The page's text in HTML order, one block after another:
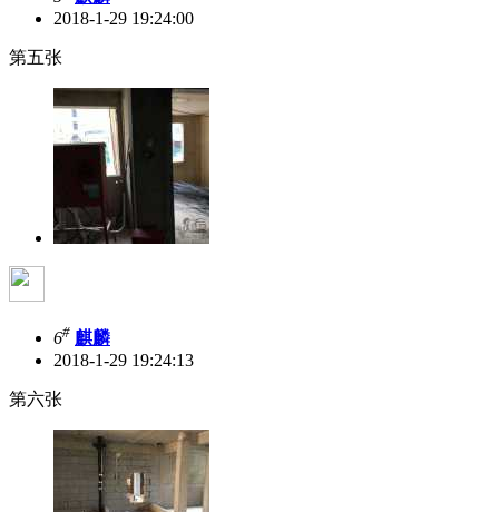
2018-1-29 19:24:00
第五张
6# 麒麟
2018-1-29 19:24:13
第六张